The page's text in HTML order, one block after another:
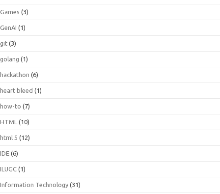
Games (3)
GenAI (1)
git (3)
golang (1)
hackathon (6)
heart bleed (1)
how-to (7)
HTML (10)
html 5 (12)
IDE (6)
ILUGC (1)
Information Technology (31)